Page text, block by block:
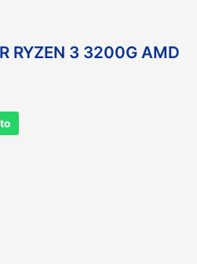
RYZEN 3 3200G AMD